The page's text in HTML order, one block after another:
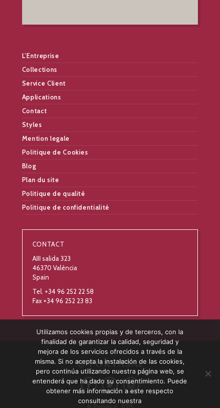
L’Entreprise
Collections
Service Client
Applications
Contact
Styles
Mention legale
Politique de Cookies
Blog
Plan du site
Politique de qualité
Politique de confidentialité
CONTACT
AIII salida 323
46370 València
Spain
Tel. +34 96 252 22 58
Fax +34 96 252 23 83
Utilizamos cookies propias y de terceros, con la
finalidad de garantizar la calidad, seguridad y
mejora de los servicios ofrecidos a través de la
misma. Si no acepta la instalación de las cookies,
pero continúa utilizando nuestra página web, se
entenderá que ha dado su consentimiento. Puede
obtener más información a este respecto
consultando nuestra